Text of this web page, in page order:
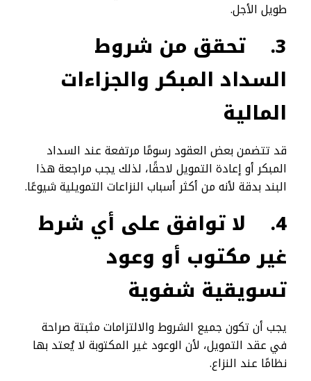
طويل الأجل.
3.
تحقق من شروط
السداد المبكر والجزاءات
المالية
قد تتضمن بعض العقود رسومًا مرتفعة عند السداد
المبكر أو إعادة التمويل لاحقًا، لذلك يجب مراجعة هذا
البند بدقة لأنه من أكثر أسباب النزاعات التمويلية شيوعًا.
4.
لا توافق على أي شرط
غير مكتوب أو وعود
تسويقية شفوية
يجب أن تكون جميع الشروط والالتزامات مثبتة صراحة
في عقد التمويل، لأن الوعود غير المكتوبة لا يُعتد بها
نظامًا عند النزاع.